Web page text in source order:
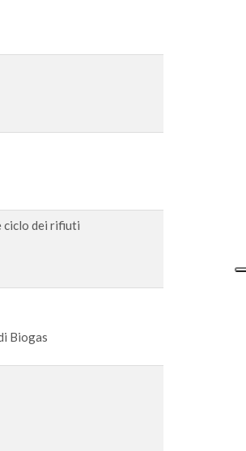
ciclo dei rifiuti
Biogas